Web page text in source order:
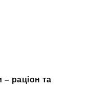
– раціон та